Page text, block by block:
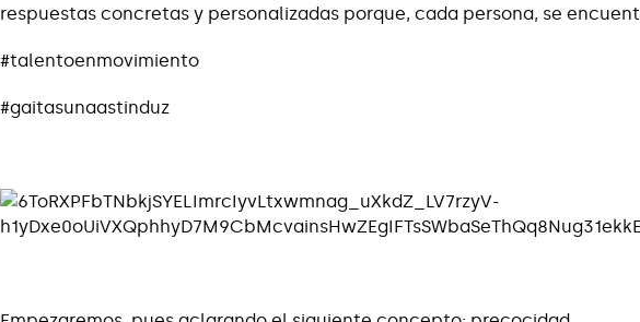
respuestas concretas y personalizadas porque, cada persona, se
#talentoenmovimiento
#gaitasunaastinduz